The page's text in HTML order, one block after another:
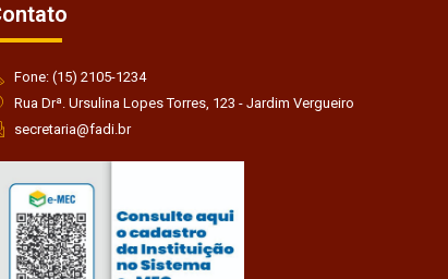
Fone: (15) 2105-1234
Rua Drª. Ursulina Lopes Torres, 123 - Jardim Vergueiro
secretaria@fadi.br